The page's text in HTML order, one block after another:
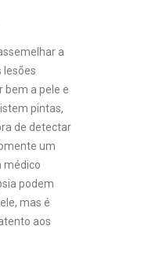
a
lesões
bem a pele e
pintas,
de detectar
um
médico
podem
mas é
aos